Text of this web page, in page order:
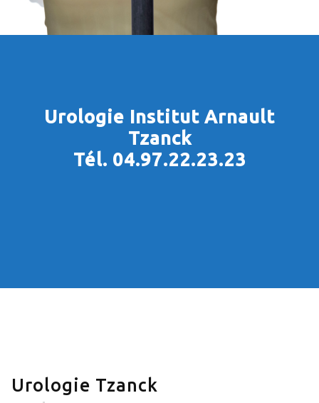
Urologie Institut Arnault
Tzanck
Tél. 04.97.22.23.23
Urologie Tzanck